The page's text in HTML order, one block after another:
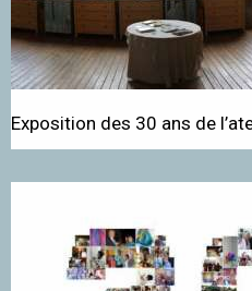
Exposition des 30 ans de